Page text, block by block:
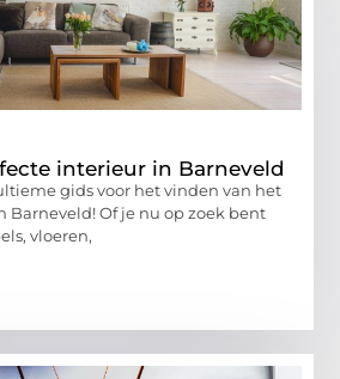
interieur in Barneveld
gids voor het vinden van het
Barneveld! Of je nu op zoek bent
vloeren,